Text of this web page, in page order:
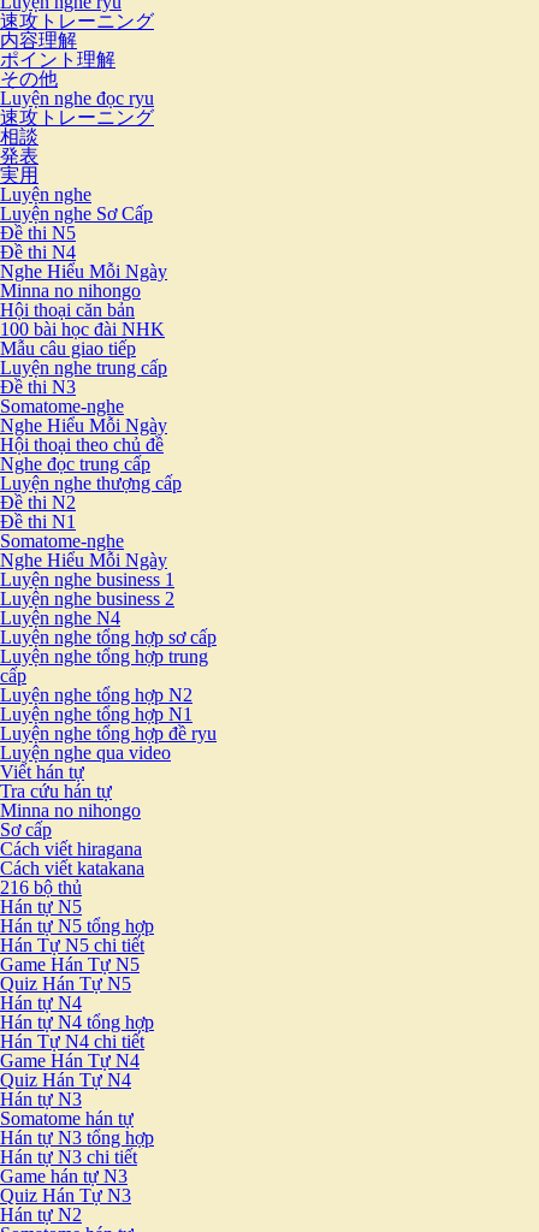
速攻トレーニング
内容理解
ポイント理解
その他
Luyện nghe đọc ryu
速攻トレーニング
相談
発表
実用
Luyện nghe
Luyện nghe Sơ Cấp
Đề thi N5
Đề thi N4
Nghe Hiểu Mỗi Ngày
Minna no nihongo
Hội thoại căn bản
100 bài học đài NHK
Mẫu câu giao tiếp
Luyện nghe trung cấp
Đề thi N3
Somatome-nghe
Nghe Hiểu Mỗi Ngày
Hội thoại theo chủ đề
Nghe đọc trung cấp
Luyện nghe thượng cấp
Đề thi N2
Đề thi N1
Somatome-nghe
Nghe Hiểu Mỗi Ngày
Luyện nghe business 1
Luyện nghe business 2
Luyện nghe N4
Luyện nghe tổng hợp sơ cấp
Luyện nghe tổng hợp trung
cấp
Luyện nghe tổng hợp N2
Luyện nghe tổng hợp N1
Luyện nghe tổng hợp đề ryu
Luyện nghe qua video
Viết hán tự
Tra cứu hán tự
Minna no nihongo
Sơ cấp
Cách viết hiragana
Cách viết katakana
216 bộ thủ
Hán tự N5
Hán tự N5 tổng hợp
Hán Tự N5 chi tiết
Game Hán Tự N5
Quiz Hán Tự N5
Hán tự N4
Hán tự N4 tổng hợp
Hán Tự N4 chi tiết
Game Hán Tự N4
Quiz Hán Tự N4
Hán tự N3
Somatome hán tự
Hán tự N3 tổng hợp
Hán tự N3 chi tiết
Game hán tự N3
Quiz Hán Tự N3
Hán tự N2